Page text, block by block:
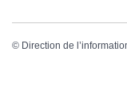
© Direction de